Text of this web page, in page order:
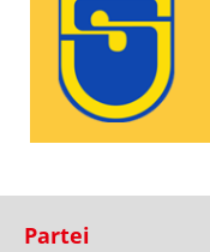
Partei